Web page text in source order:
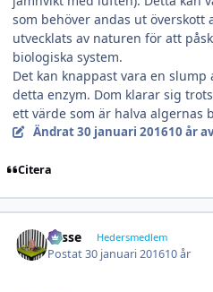
som behöver andas ut överskott
utvecklats av naturen för att
biologiska system.
Det kan knappast vara en
detta enzym. Dom klarar sig
ett värde som är halva algernas
Ändrat30 januari 201610 år
Citera
Lasse Hedersmedlem
Postat30 januari 201610 år